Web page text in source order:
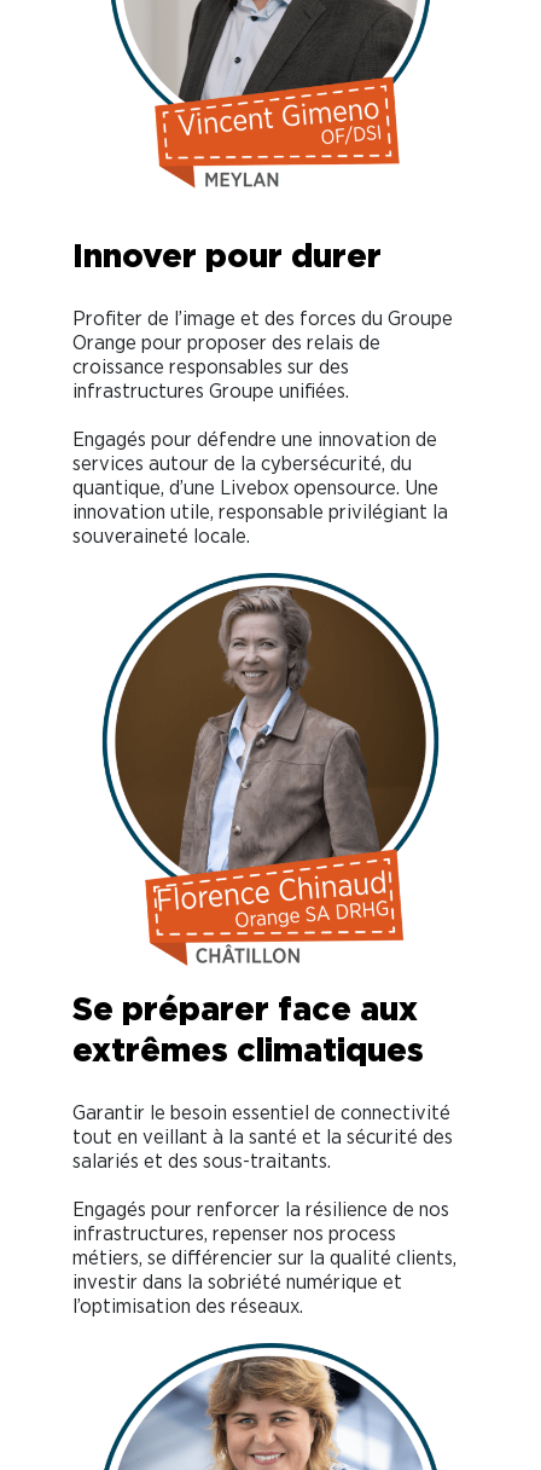
Innover pour durer
Profiter de l’image et des forces du Groupe
Orange pour proposer des relais de
croissance responsables sur des
infrastructures Groupe unifiées.
Engagés pour défendre une innovation de
services autour de la cybersécurité, du
quantique, d’une Livebox opensource. Une
innovation utile, responsable privilégiant la
souveraineté locale.
Se préparer face aux
extrêmes climatiques
Garantir le besoin essentiel de connectivité
tout en veillant à la santé et la sécurité des
salariés et des sous-traitants.
Engagés pour renforcer la résilience de nos
infrastructures, repenser nos process
métiers, se différencier sur la qualité clients,
investir dans la sobriété numérique et
l’optimisation des réseaux.